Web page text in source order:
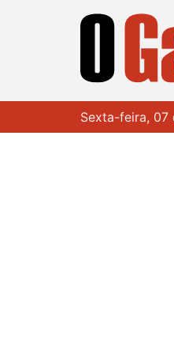
Sexta-feira,